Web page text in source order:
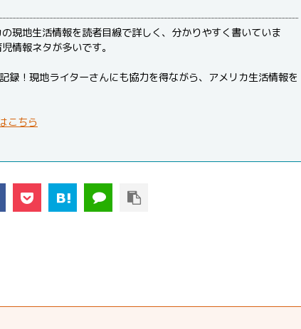
現地生活情報を読者目線で詳しく、分かりやすく書いていま
情報ネタが多いです。
録！現地ライターさんにも協力を得ながら、アメリカ生活情報を
こちら